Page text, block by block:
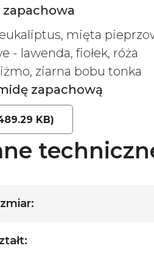
mięta
- lawenda, fiołek, róża
ziarna bobu tonka
zapachową
KB)